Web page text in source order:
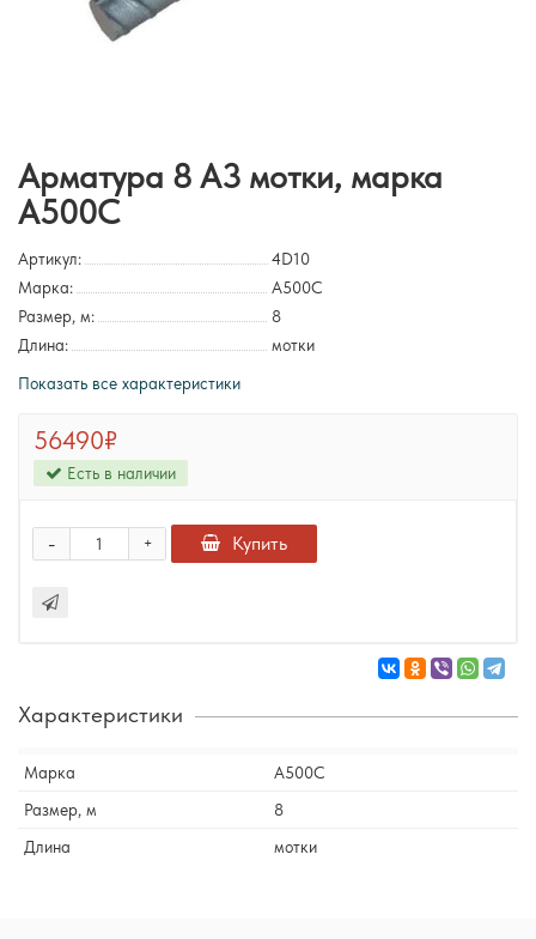
Арматура 8 А3 мотки, марка
А500С
Артикул:
4D10
Марка:
А500С
Размер, м:
8
Длина:
мотки
Показать все характеристики
56490₽
Есть в наличии
+
- Купить
Характеристики
Марка
А500С
Размер, м
8
Длина
мотки